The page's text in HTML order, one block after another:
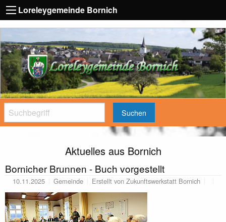
Loreleygemeinde Bornich
Suchen
Aktuelles aus Bornich
Bornicher Brunnen - Buch vorgestellt
10.11.2025 Gemeinde Erstellt von Zukunftswerkstatt Bornich